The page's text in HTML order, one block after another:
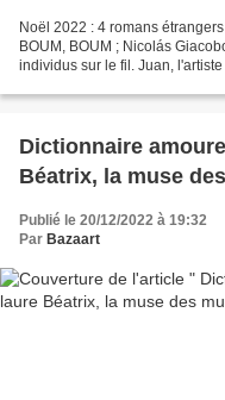
Noël 2022 : 4 romans
BOUM, BOUM ; Nicolás
individus sur le fil. Juan,
Dictionnaire amoureux
Béatrix, la
Publié le 20/12/2022 à 19:32
Par Bazaart